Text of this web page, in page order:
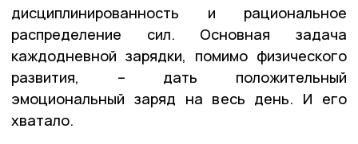
дисциплинированность и рациональное
распределение сил. Основная задача
каждодневной зарядки, помимо физического
развития, – дать положительный
эмоциональный заряд на весь день. И его
хватало.